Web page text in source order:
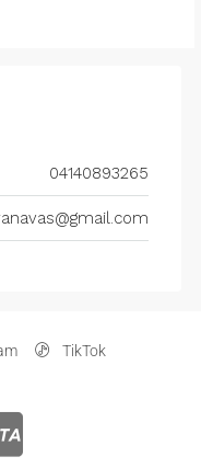
04140893265
TikTok